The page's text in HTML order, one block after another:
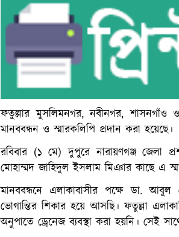
ফতুল্লার মুসলিমনগর, নবীনগর, শাসনগাঁও
মানববন্ধন ও স্মারকলিপি প্রদান করা হয়েছে।
রবিবার (১ মে) দুপুরে নারায়ণগঞ্জ জেলা
মোহাম্মদ জাহিদুল ইসলাম মিঞার কাছে এ
মানববন্ধনে এলাকাবাসীর পক্ষে ডা.
ভোগান্তির শিকার হয়ে আসছি। ফতুল্লা
অনুপাতে ড্রেনেজ ব্যবস্থা করা হয়নি। সেই